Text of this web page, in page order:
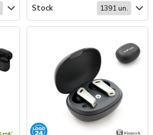
Stock 1391 un.